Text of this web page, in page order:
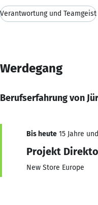
Verantwortung und Teamgeist
Werdegang
Berufserfahrung von
Bis heute 15 Jahre
Projekt
New Store Europe